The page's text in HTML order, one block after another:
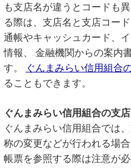
も支店名が違うとコードも
る際は、支店名と支店コー
通帳やキャッシュカード、
情報、 金融機関からの案内
す。
ぐんまみらい信用組合
ることもできます。
ぐんまみらい信用組合の支
ぐんまみらい信用組合では
称の変更などが行われる場
帳票を参照する際は注意が必